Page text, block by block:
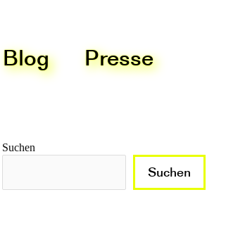
Blog Presse
Suchen
Suchen